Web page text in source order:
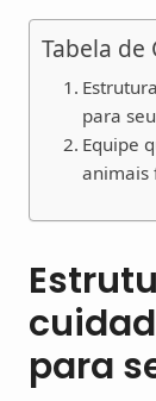
Tabela de
para
Equipe
animais
para